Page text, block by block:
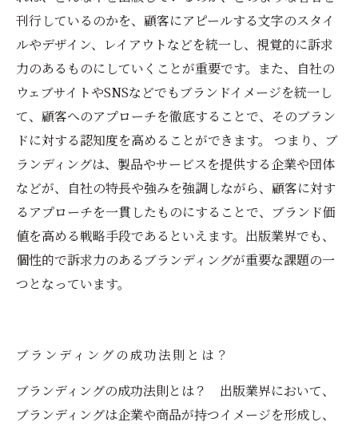
刊行しているのかを、顧客にアピールする文字のスタイ
ルやデザイン、レイアウトなどを統一し、視覚的に訴求
力のあるものにしていくことが重要です。また、自社の
ウェブサイトやSNSなどでもブランドイメージを統一し
て、顧客へのアプローチを徹底することで、そのブラン
ドに対する認知度を高めることができます。 つまり、ブ
ランディングは、製品やサービスを提供する企業や団体
などが、自社の特長や強みを強調しながら、顧客に対す
るアプローチを一貫したものにすることで、ブランド価
値を高める戦略手段であるといえます。出版業界でも、
個性的で訴求力のあるブランディングが重要な課題の一
つとなっています。
ブランディングの成功法則とは？
ブランディングの成功法則とは？ 出版業界において、
ブランディングは企業や商品が持つイメージを形成し、